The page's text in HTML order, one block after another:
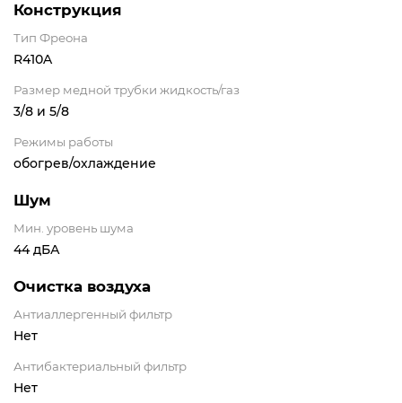
Конструкция
Тип Фреона
R410A
Размер медной трубки жидкость/газ
3/8 и 5/8
Режимы работы
обогрев/охлаждение
Шум
Мин. уровень шума
44 дБА
Очистка воздуха
Антиаллергенный фильтр
Нет
Антибактериальный фильтр
Нет